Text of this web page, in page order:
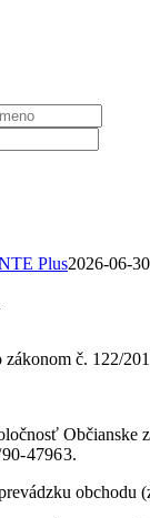
Plus2026-06-
zákonom č. 122/
Občianske
47963.
obchodu